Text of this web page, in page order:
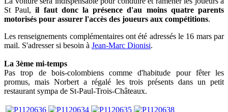
St Paul,il faut donc la présence d'au moins quatre parents
motorisés pour assurer l'accès des joueurs aux compétitions.
Les renseignements complémentaires ont été adressés le 16 mars par
mail. S'adresser si besoin à Jean-Marc Dionisi.
La 3ème mi-temps
Pas trop de bois-colombiens comme d'habitude pour fêter les
promus, mais Norbert a régalé les trois présents dans un petit
restaurant sympa de St-Paul-Trois-Châteaux.